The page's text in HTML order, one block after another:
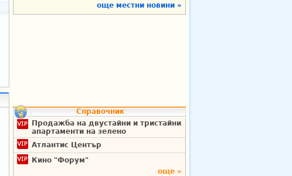
още местни новини »
Справочник
Продажба на двустайни и тристайни
апартаменти на зелено
Атлантис Център
Кино "Форум"
още »